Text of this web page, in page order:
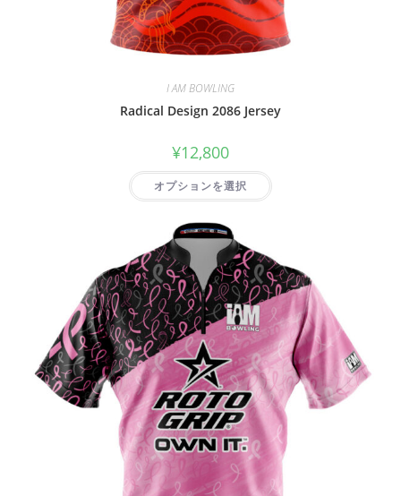
I AM BOWLING
Radical Design 2086 Jersey
¥12,800
オプションを選択